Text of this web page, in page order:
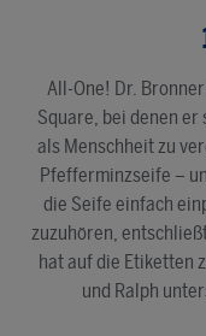
All-One! Dr.
Square, bei denen
als Menschheit zu
Pfefferminzseife –
die Seife einfach
zuzuhören,
hat auf die Etiketten
und Ralph